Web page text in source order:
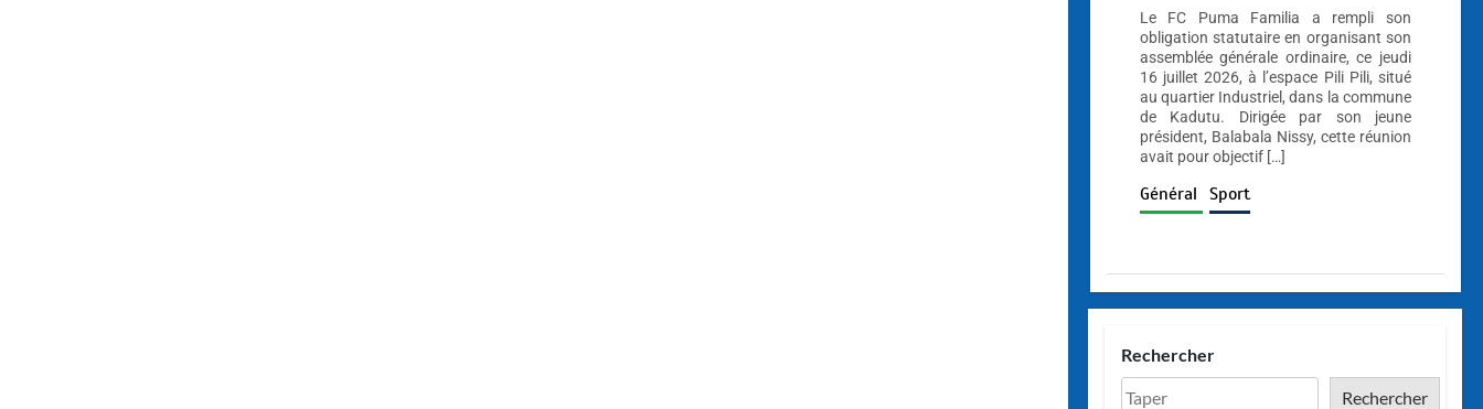
Le FC Puma Familia a rempli son
obligation statutaire en organisant son
assemblée générale ordinaire, ce jeudi
16 juillet 2026, à l’espace Pili Pili, situé
au quartier Industriel, dans la commune
de Kadutu. Dirigée par son jeune
président, Balabala Nissy, cette réunion
avait pour objectif […]
Général Sport
Rechercher
Rechercher